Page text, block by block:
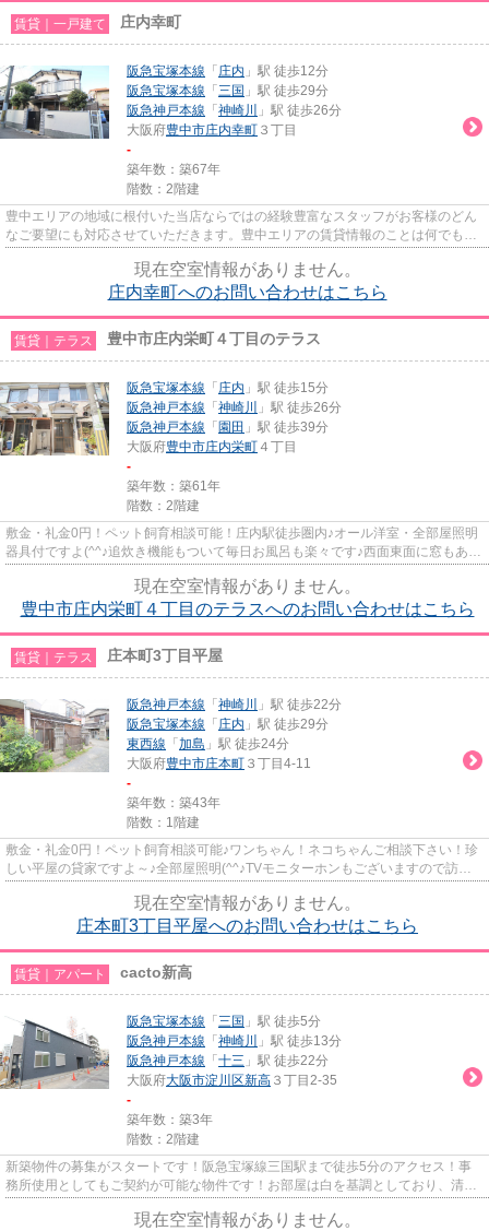
賃貸｜一戸建て 庄内幸町
阪急宝塚本線 「 庄内 」駅 徒歩12分
阪急宝塚本線 「 三国 」駅 徒歩29分
阪急神戸本線 「 神崎川
」駅 徒歩26分
大阪府豊中市庄内幸町 ３丁目
-
築年数：築67年
階数：2階建
豊中エリアの地域に根付いた当店ならではの経験豊富なスタッフがお客様のどん
なご要望にも対応させていただきます。豊中エリアの賃貸情報のことは何でもお
現在空室情報がありません。
庄内幸町へのお問い合わせはこちら
賃貸｜テラス 豊中市庄内栄町４丁目のテラス
阪急宝塚本線 「 庄内 」駅 徒歩15分
阪急神戸本線 「 神崎川
」駅 徒歩26分
阪急神戸本線 「 園田 」駅 徒歩39分
大阪府豊中市庄内栄町 ４丁目
-
築年数：築61年
階数：2階建
敷金・礼金0円！ペット飼育相談可能！庄内駅徒歩圏内♪オール洋室・全部屋照明
器具付ですよ(^^♪追炊き機能もついて毎日お風呂も楽々です♪西面東面に窓もあり
現在空室情報がありません。
豊中市庄内栄町４丁目のテラスへのお問い合わせはこちら
賃貸｜テラス 庄本町3丁目平屋
阪急神戸本線 「 神崎川
」駅 徒歩22分
阪急宝塚本線 「 庄内 」駅 徒歩29分
東西線 「 加島 」駅 徒歩24分
大阪府豊中市庄本町 ３丁目4-11
-
築年数：築43年
階数：1階建
敷金・礼金0円！ペット飼育相談可能♪ワンちゃん！ネコちゃんご相談下さい！珍
しい平屋の貸家ですよ～♪全部屋照明(^^♪TVモニターホンもございますので訪問
現在空室情報がありません。
庄本町3丁目平屋へのお問い合わせはこちら
賃貸｜アパート cacto新高
阪急宝塚本線 「 三国 」駅 徒歩5分
阪急神戸本線 「 神崎川
」駅 徒歩13分
阪急神戸本線 「 十三 」駅 徒歩22分
大阪府大阪市淀川区新高 ３丁目2-35
-
築年数：築3年
階数：2階建
新築物件の募集がスタートです！阪急宝塚線三国駅まで徒歩5分のアクセス！事
務所使用としてもご契約が可能な物件です！お部屋は白を基調としており、清潔
現在空室情報がありません。